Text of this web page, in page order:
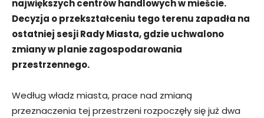
największych centrów handlowych w mieście.
Decyzja o przekształceniu tego terenu zapadła na
ostatniej sesji Rady Miasta, gdzie uchwalono
zmiany w planie zagospodarowania
przestrzennego.
Według władz miasta, prace nad zmianą
przeznaczenia tej przestrzeni rozpoczęły się już dwa